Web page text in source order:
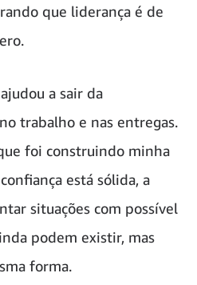
que liderança é de
a sair da
trabalho e nas entregas.
foi construindo minha
está sólida, a
situações com possível
podem existir, mas
forma.